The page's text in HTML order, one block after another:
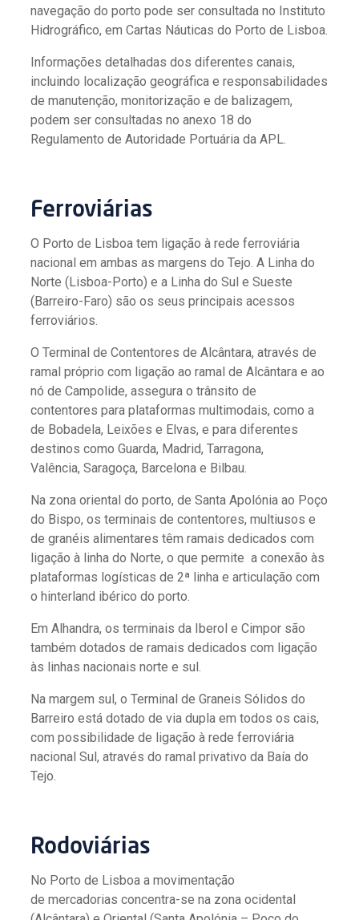
navegação do porto pode ser consultada no Instituto
Hidrográfico, em Cartas Náuticas do Porto de Lisboa.
Informações detalhadas dos diferentes canais,
incluindo localização geográfica e responsabilidades
de manutenção, monitorização e de balizagem,
podem ser consultadas no anexo 18 do
Regulamento de Autoridade Portuária da APL.
Ferroviárias
O Porto de Lisboa tem ligação à rede ferroviária
nacional em ambas as margens do Tejo. A Linha do
Norte (Lisboa-Porto) e a Linha do Sul e Sueste
(Barreiro-Faro) são os seus principais acessos
ferroviários.
O Terminal de Contentores de Alcântara, através de
ramal próprio com ligação ao ramal de Alcântara e ao
nó de Campolide, assegura o trânsito de
contentores para plataformas multimodais, como a
de Bobadela, Leixões e Elvas, e para diferentes
destinos como Guarda, Madrid, Tarragona,
Valência, Saragoça, Barcelona e Bilbau.
Na zona oriental do porto, de Santa Apolónia ao Poço
do Bispo, os terminais de contentores, multiusos e
de granéis alimentares têm ramais dedicados com
ligação à linha do Norte, o que permite a conexão às
plataformas logísticas de 2ª linha e articulação com
o hinterland ibérico do porto.
Em Alhandra, os terminais da Iberol e Cimpor são
também dotados de ramais dedicados com ligação
às linhas nacionais norte e sul.
Na margem sul, o Terminal de Graneis Sólidos do
Barreiro está dotado de via dupla em todos os cais,
com possibilidade de ligação à rede ferroviária
nacional Sul, através do ramal privativo da Baía do
Tejo.
Rodoviárias
No Porto de Lisboa a movimentação
de mercadorias concentra-se na zona ocidental